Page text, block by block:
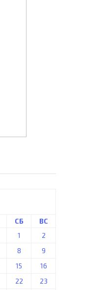
СБ
ВС
1
2
8
9
15
16
22
23